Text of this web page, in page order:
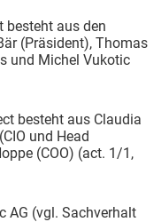
besteht aus den
(Präsident), Thomas
und Michel Vukotic
besteht aus Claudia
und Head
(COO) (act. 1/1,
AG (vgl. Sachverhalt